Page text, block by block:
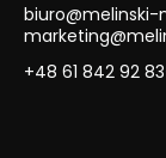
+48 61 842 92 83